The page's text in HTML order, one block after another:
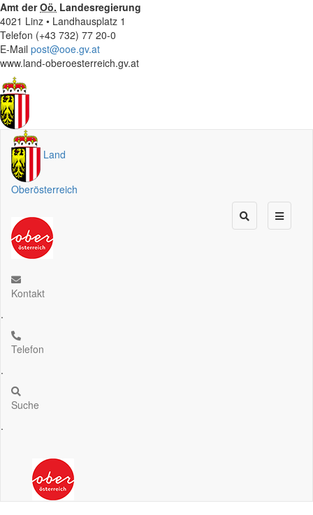
Amt derOö. Landesregierung
4021 Linz • Landhausplatz 1
Telefon (+43 732) 77 20-0
E-Mail post@ooe.gv.at
www.land-oberoesterreich.gv.at
Land
Oberösterreich
Kontakt
.
Telefon
.
Suche
.